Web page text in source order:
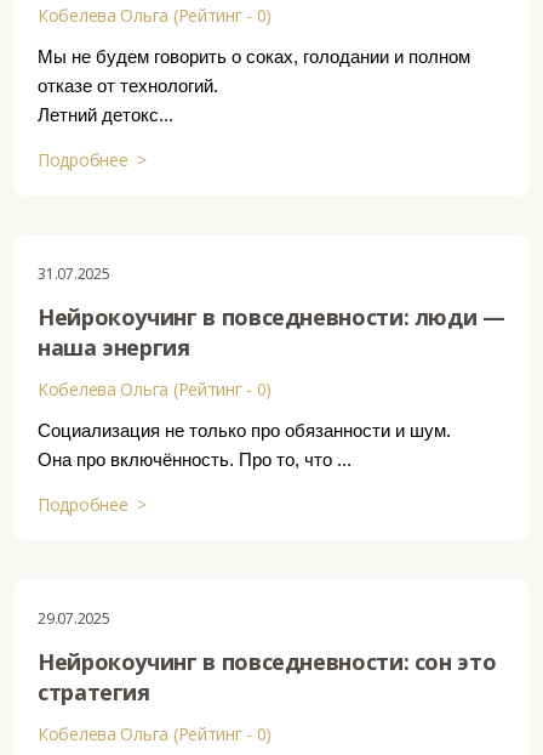
Кобелева Ольга (Рейтинг - 0)
Мы не будем говорить о соках, голодании и полном
отказе от технологий.
Летний детокс...
Подробнее >
31.07.2025
Нейрокоучинг в повседневности: люди —
наша энергия
Кобелева Ольга (Рейтинг - 0)
Социализация не только про обязанности и шум.
Она про включённость. Про то, что ...
Подробнее >
29.07.2025
Нейрокоучинг в повседневности: сон это
стратегия
Кобелева Ольга (Рейтинг - 0)